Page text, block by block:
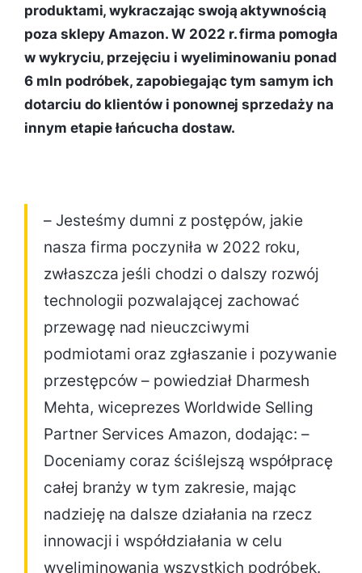
produktami, wykraczając swoją aktywnością
poza sklepy Amazon. W 2022 r. firma pomogła
w wykryciu, przejęciu i wyeliminowaniu ponad
6 mln podróbek, zapobiegając tym samym ich
dotarciu do klientów i ponownej sprzedaży na
innym etapie łańcucha dostaw.
– Jesteśmy dumni z postępów, jakie
nasza firma poczyniła w 2022 roku,
zwłaszcza jeśli chodzi o dalszy rozwój
technologii pozwalającej zachować
przewagę nad nieuczciwymi
podmiotami oraz zgłaszanie i pozywanie
przestępców – powiedział Dharmesh
Mehta, wiceprezes Worldwide Selling
Partner Services Amazon, dodając: –
Doceniamy coraz ściślejszą współpracę
całej branży w tym zakresie, mając
nadzieję na dalsze działania na rzecz
innowacji i współdziałania w celu
wyeliminowania wszystkich podróbek.